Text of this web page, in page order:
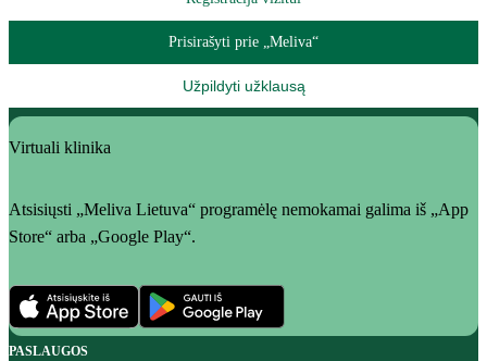
Prisirašyti prie „Meliva“
Užpildyti užklausą
Virtuali klinika
Atsisiųsti „Meliva Lietuva“ programėlę nemokamai galima iš „App
Store“ arba „Google Play“.
PASLAUGOS